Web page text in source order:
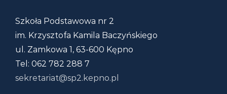
Szkoła Podstawowa nr 2
im. Krzysztofa Kamila Baczyńskiego
ul. Zamkowa 1, 63-600 Kępno
Tel: 062 782 288 7
sekretariat@sp2.kepno.pl